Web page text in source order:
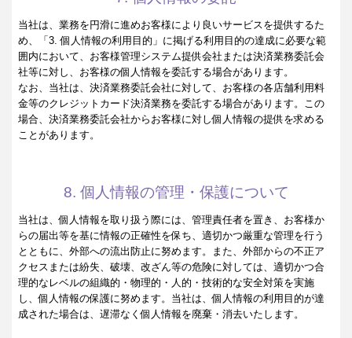
当社は、業務を円滑に進めお客様により良いサービスを提供するた
め、「3. 個人情報の利用目的」に掲げる利用目的の達成に必要な範
囲内において、お客様管理システム提供会社または決済業務委託会
社等に対し、お客様の個人情報を委託する場合があります。
なお、当社は、決済業務委託会社に対して、お客様の各店舗利用料
金等のクレジットカード決済業務を委託する場合があります。この
場合、決済業務委託会社からお客様に対し個人情報の提供を求める
ことがあります。
8. 個人情報の管理・保護について
当社は、個人情報を取り扱う際には、管理責任者を置き、お客様か
らの届出等を基に情報の正確性を保ち、適切かつ厳重な管理を行う
とともに、外部への流出防止に努めます。また、外部からの不正ア
クセスまたは紛失、破壊、改ざん等の危険に対しては、適切かつ合
理的なレベルの組織的・物理的・人的・技術的な安全対策を実施
し、個人情報の保護に努めます。当社は、個人情報の利用目的が達
成された場合は、遅滞なく個人情報を廃棄・消去いたします。